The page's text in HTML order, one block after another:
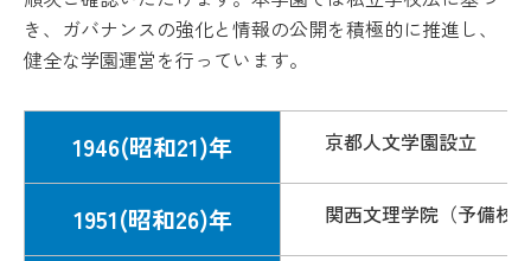
き、ガバナンスの強化と情報の公開を積極的に推進し、
健全な学園運営を行っています。
1946(昭和21)年 京都人文学園設立
1951(昭和26)年 関西文理学院（予備校